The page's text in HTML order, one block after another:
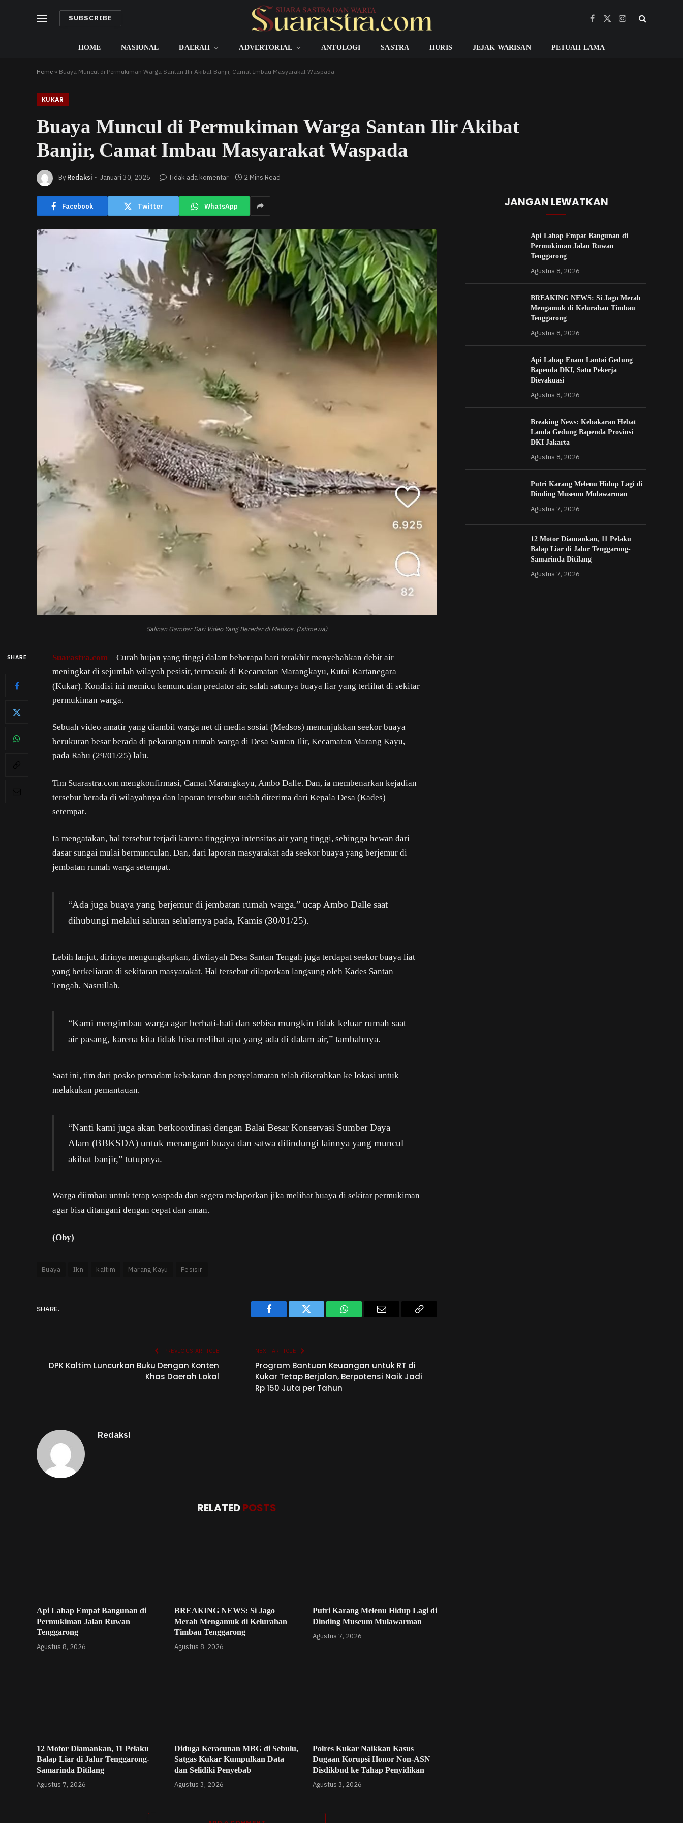
SUBSCRIBE Facebook
X
Instagram
HOME NASIONAL DAERAH ADVERTORIAL ANTOLOGI SASTRA HURIS JEJAK WARISAN PETUAH LAMA
Home » Buaya Muncul di Permukiman Warga Santan Ilir Akibat Banjir, Camat Imbau Masyarakat Waspada
KUKAR
Buaya Muncul di Permukiman Warga Santan Ilir Akibat
Banjir, Camat Imbau Masyarakat Waspada
By Redaksi Januari 30, 2025 Tidak ada komentar 2 Mins Read
Facebook Twitter WhatsApp
Salinan Gambar Dari Video Yang Beredar di Medsos. (Istimewa)
SHARE Suarastra.com – Curah hujan yang tinggi dalam beberapa hari terakhir menyebabkan debit air
meningkat di sejumlah wilayah pesisir, termasuk di Kecamatan Marangkayu, Kutai Kartanegara
(Kukar). Kondisi ini memicu kemunculan predator air, salah satunya buaya liar yang terlihat di sekitar
permukiman warga.
Sebuah video amatir yang diambil warga net di media sosial (Medsos) menunjukkan seekor buaya
berukuran besar berada di pekarangan rumah warga di Desa Santan Ilir, Kecamatan Marang Kayu,
pada Rabu (29/01/25) lalu.
Tim Suarastra.com mengkonfirmasi, Camat Marangkayu, Ambo Dalle. Dan, ia membenarkan kejadian
tersebut berada di wilayahnya dan laporan tersebut sudah diterima dari Kepala Desa (Kades)
setempat.
Ia mengatakan, hal tersebut terjadi karena tingginya intensitas air yang tinggi, sehingga hewan dari
dasar sungai mulai bermunculan. Dan, dari laporan masyarakat ada seekor buaya yang berjemur di
jembatan rumah warga setempat.
“Ada juga buaya yang berjemur di jembatan rumah warga,” ucap Ambo Dalle saat
dihubungi melalui saluran selulernya pada, Kamis (30/01/25).
Lebih lanjut, dirinya mengungkapkan, diwilayah Desa Santan Tengah juga terdapat seekor buaya liat
yang berkeliaran di sekitaran masyarakat. Hal tersebut dilaporkan langsung oleh Kades Santan
Tengah, Nasrullah.
“Kami mengimbau warga agar berhati-hati dan sebisa mungkin tidak keluar rumah saat
air pasang, karena kita tidak bisa melihat apa yang ada di dalam air,” tambahnya.
Saat ini, tim dari posko pemadam kebakaran dan penyelamatan telah dikerahkan ke lokasi untuk
melakukan pemantauan.
“Nanti kami juga akan berkoordinasi dengan Balai Besar Konservasi Sumber Daya
Alam (BBKSDA) untuk menangani buaya dan satwa dilindungi lainnya yang muncul
akibat banjir,” tutupnya.
Warga diimbau untuk tetap waspada dan segera melaporkan jika melihat buaya di sekitar permukiman
agar bisa ditangani dengan cepat dan aman.
(Oby)
Buaya Ikn kaltim Marang Kayu Pesisir
SHARE.
Facebook Twitter WhatsApp
PREVIOUS ARTICLE
DPK Kaltim Luncurkan Buku Dengan Konten
Khas Daerah Lokal
NEXT ARTICLE
Program Bantuan Keuangan untuk RT di
Kukar Tetap Berjalan, Berpotensi Naik Jadi
Rp 150 Juta per Tahun
Redaksi
RELATEDPOSTS
Api Lahap Empat Bangunan di
Permukiman Jalan Ruwan
Tenggarong
Agustus 8, 2026
BREAKING NEWS: Si Jago
Merah Mengamuk di Kelurahan
Timbau Tenggarong
Agustus 8, 2026
Putri Karang Melenu Hidup Lagi di
Dinding Museum Mulawarman
Agustus 7, 2026
12 Motor Diamankan, 11 Pelaku
Balap Liar di Jalur Tenggarong-
Samarinda Ditilang
Agustus 7, 2026
Diduga Keracunan MBG di Sebulu,
Satgas Kukar Kumpulkan Data
dan Selidiki Penyebab
Agustus 3, 2026
Polres Kukar Naikkan Kasus
Dugaan Korupsi Honor Non-ASN
Disdikbud ke Tahap Penyidikan
Agustus 3, 2026
JANGAN LEWATKAN
Api Lahap Empat Bangunan di
Permukiman Jalan Ruwan
Tenggarong
Agustus 8, 2026
BREAKING NEWS: Si Jago Merah
Mengamuk di Kelurahan Timbau
Tenggarong
Agustus 8, 2026
Api Lahap Enam Lantai Gedung
Bapenda DKI, Satu Pekerja
Dievakuasi
Agustus 8, 2026
Breaking News: Kebakaran Hebat
Landa Gedung Bapenda Provinsi
DKI Jakarta
Agustus 8, 2026
Putri Karang Melenu Hidup Lagi di
Dinding Museum Mulawarman
Agustus 7, 2026
12 Motor Diamankan, 11 Pelaku
Balap Liar di Jalur Tenggarong-
Samarinda Ditilang
Agustus 7, 2026